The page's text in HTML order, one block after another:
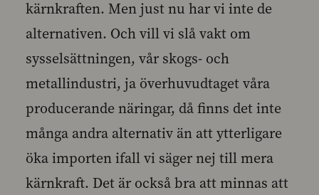
kärnkraften. Men just nu har vi inte de
alternativen. Och vill vi slå vakt om
sysselsättningen, vår skogs- och
metallindustri, ja överhuvudtaget våra
producerande näringar, då finns det inte
många andra alternativ än att ytterligare
öka importen ifall vi säger nej till mera
kärnkraft. Det är också bra att minnas att